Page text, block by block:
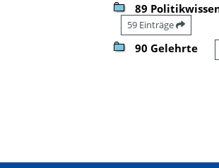
89
59 Einträge
90 Gelehrte